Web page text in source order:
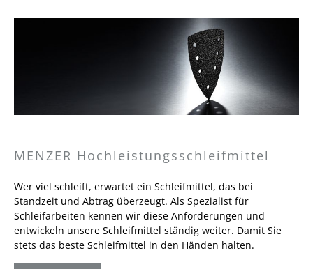
MENZER Hochleistungsschleifmittel
Wer viel schleift, erwartet ein Schleifmittel, das bei
Standzeit und Abtrag überzeugt. Als Spezialist für
Schleifarbeiten kennen wir diese Anforderungen und
entwickeln unsere Schleifmittel ständig weiter. Damit Sie
stets das beste Schleifmittel in den Händen halten.